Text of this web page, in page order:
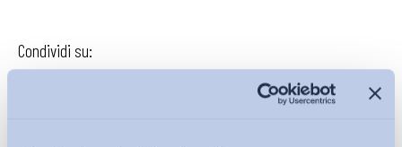
Condividi su: